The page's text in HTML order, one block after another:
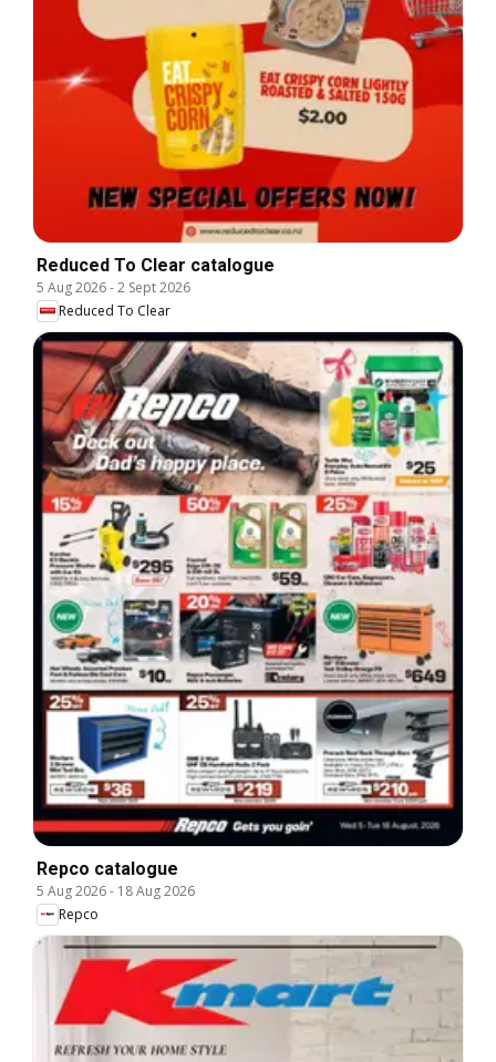
Reduced To Clear catalogue
5 Aug 2026-2 Sept 2026
Reduced To Clear
Repco catalogue
5 Aug 2026- 18 Aug 2026
Repco